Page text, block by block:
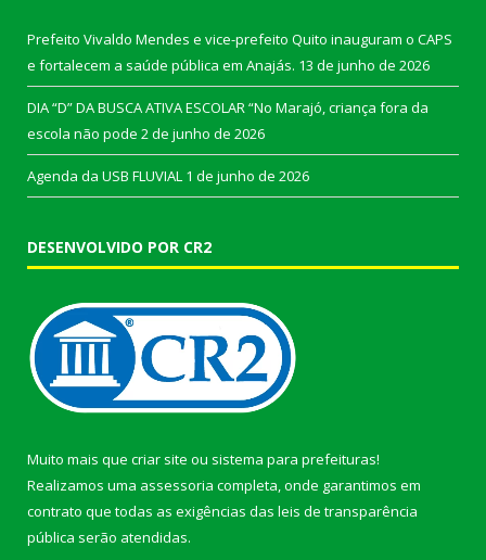
Prefeito Vivaldo Mendes e vice-prefeito Quito inauguram o CAPS
e fortalecem a saúde pública em Anajás. 13 de junho de 2026
DIA “D” DA BUSCA ATIVA ESCOLAR “No Marajó, criança fora da
escola não pode 2 de junho de 2026
Agenda da USB FLUVIAL 1 de junho de 2026
DESENVOLVIDO POR CR2
Muito mais que criar site ou sistema para prefeituras!
Realizamos uma assessoria completa, onde garantimos em
contrato que todas as exigências das leis de transparência
pública serão atendidas.